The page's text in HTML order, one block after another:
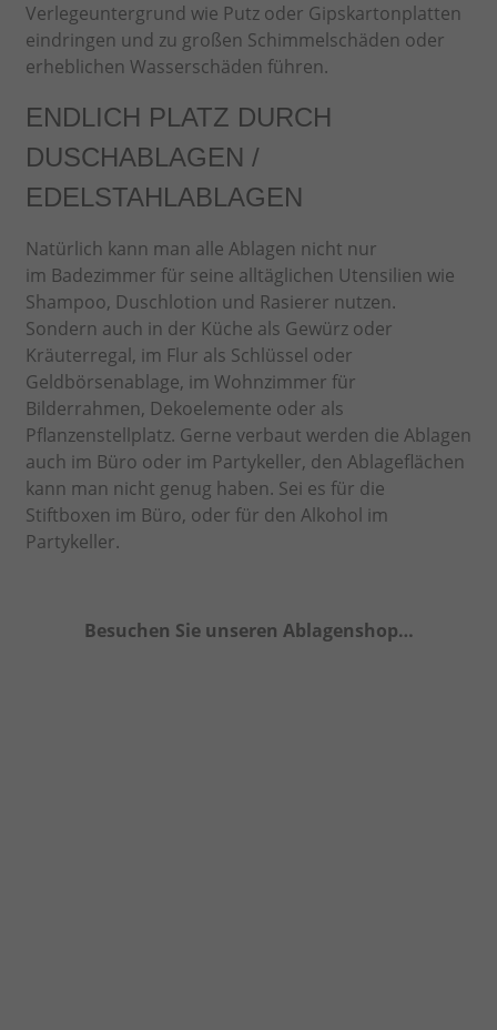
Verlegeuntergrund wie Putz oder Gipskartonplatten
eindringen und zu großen Schimmelschäden oder
erheblichen Wasserschäden führen.
ENDLICH PLATZ DURCH
DUSCHABLAGEN /
EDELSTAHLABLAGEN
Natürlich kann man alle Ablagen nicht nur
im Badezimmer für seine alltäglichen Utensilien wie
Shampoo, Duschlotion und Rasierer nutzen.
Sondern auch in der Küche als Gewürz oder
Kräuterregal, im Flur als Schlüssel oder
Geldbörsenablage, im Wohnzimmer für
Bilderrahmen, Dekoelemente oder als
Pflanzenstellplatz. Gerne verbaut werden die Ablagen
auch im Büro oder im Partykeller, den Ablageflächen
kann man nicht genug haben. Sei es für die
Stiftboxen im Büro, oder für den Alkohol im
Partykeller.
Besuchen Sie unseren Ablagenshop…